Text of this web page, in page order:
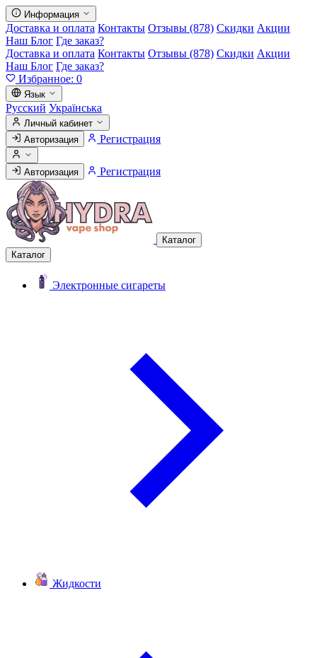
Информация
Доставка и оплата Контакты Отзывы (878) Скидки Акции
Наш Блог Где заказ?
Доставка и оплата Контакты Отзывы (878) Скидки Акции
Наш Блог Где заказ?
Избранное: 0
Язык
Русский Українська
Личный кабинет
Авторизация
Регистрация
Авторизация Регистрация
Каталог
Каталог
Электронные сигареты
Жидкости